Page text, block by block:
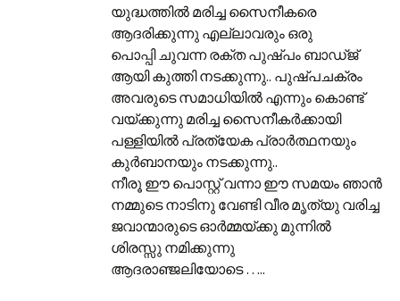
യുദ്ധത്തില്‍ മരിച്ച സൈനീകരെ
ആദരിക്കുന്നു എല്ലാവരും ഒരു
പൊപ്പി ചുവന്ന രക്ത പുഷ്പം ബാഡ്‌ജ്
ആയി കുത്തി നടക്കുന്നു.. പുഷ്പചക്രം
അവരുടെ സമാധിയില്‍ എന്നും കൊണ്ട്
വയ്ക്കുന്നു മരിച്ച സൈനീകര്‍ക്കായി
പള്ളിയില്‍ പ്രത്യേക പ്രാര്‍ത്ഥനയും
കുര്‍‌ബാനയും നടക്കുന്നു..
നീരൂ ഈ പൊസ്റ്റ് വന്നാ ഈ സമയം ഞാന്‍
നമ്മുടെ നാടിനു വേണ്ടി വീര മൃത്യു വരിച്ച
ജവാന്മാരുടെ ഓര്‍മ്മയ്ക്കു മുന്നില്‍
ശിരസ്സു നമിക്കുന്നു
ആദരാഞ്ജലിയോടെ …..